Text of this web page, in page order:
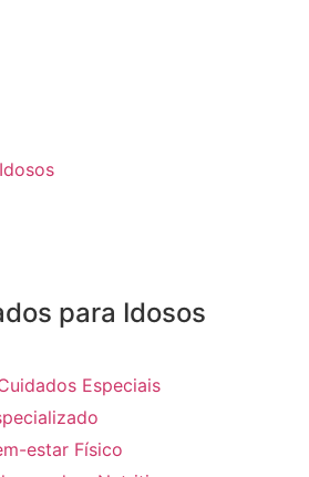
para Idosos
Especiais
estar Físico